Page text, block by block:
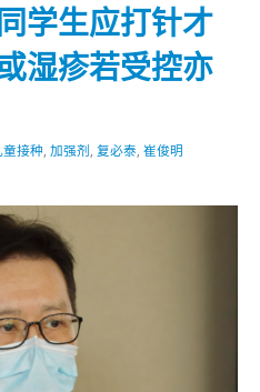
学生应打针才
湿疹若受控亦
童接种,加强剂,复必泰,崔俊明